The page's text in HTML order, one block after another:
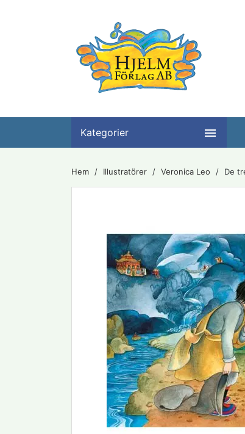
Kategorier 
Hem Illustratörer Veronica Leo De